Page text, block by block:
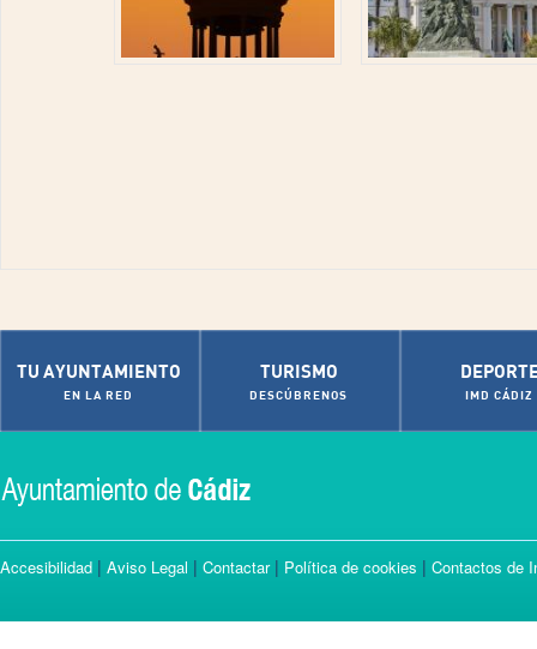
TU AYUNTAMIENTO
EN LA RED
TURISMO
DESCÚBRENOS IMD CÁDIZ
Accesibilidad | Aviso Legal | Contactar| Política de cookies | Contactos de